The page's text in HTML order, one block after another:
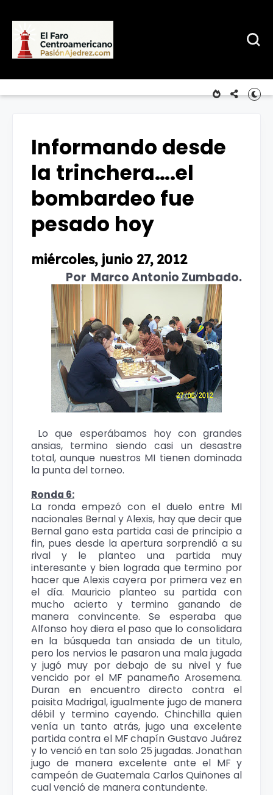
Informando desde
la trinchera….el
bombardeo fue
pesado hoy
miércoles, junio 27, 2012
Por Marco Antonio Zumbado.
Lo que esperábamos hoy con grandes
ansias, termino siendo casi un desastre
total, aunque nuestros MI tienen dominada
la punta del torneo.
Ronda 6:
La ronda empezó con el duelo entre MI
nacionales Bernal y Alexis, hay que decir que
Bernal gano esta partida casi de principio a
fin, pues desde la apertura sorprendió a su
rival y le planteo una partida muy
interesante y bien lograda que termino por
hacer que Alexis cayera por primera vez en
el día. Mauricio planteo su partida con
mucho acierto y termino ganando de
manera convincente. Se esperaba que
Alfonso hoy diera el paso que lo consolidara
en la búsqueda tan ansiada de un titulo,
pero los nervios le pasaron una mala jugada
y jugó muy por debajo de su nivel y fue
vencido por el MF panameño Arosemena.
Duran en encuentro directo contra el
paisita Madrigal, igualmente jugo de manera
débil y termino cayendo. Chinchilla quien
venía un tanto atrás, jugo una excelente
partida contra el MF chapín Gustavo Juárez
y lo venció en tan solo 25 jugadas. Jonathan
jugo de manera excelente ante el MF y
campeón de Guatemala Carlos Quiñones al
cual venció de manera contundente.